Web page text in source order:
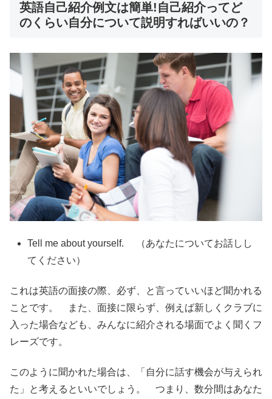
英語自己紹介例文は簡単!自己紹介ってど
のくらい自分について説明すればいいの？
Tell me about yourself. （あなたについてお話しし
てください）
これは英語の面接の際、必ず、と言っていいほど聞かれる
ことです。 また、面接に限らず、例えば新しくクラブに
入った場合なども、みんなに紹介される場面でよく聞くフ
レーズです。
このように聞かれた場合は、「自分に話す機会が与えられ
た」と考えるといいでしょう。 つまり、数分間はあなた